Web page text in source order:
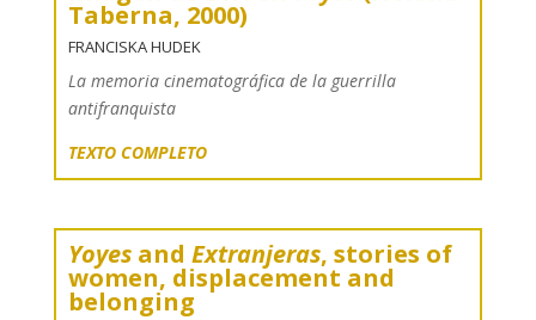
Taberna, 2000)
FRANCISKA HUDEK
La memoria cinematográfica de la guerrilla
antifranquista
TEXTO COMPLETO
Yoyesand Extranjeras, stories of
women, displacement and
belonging